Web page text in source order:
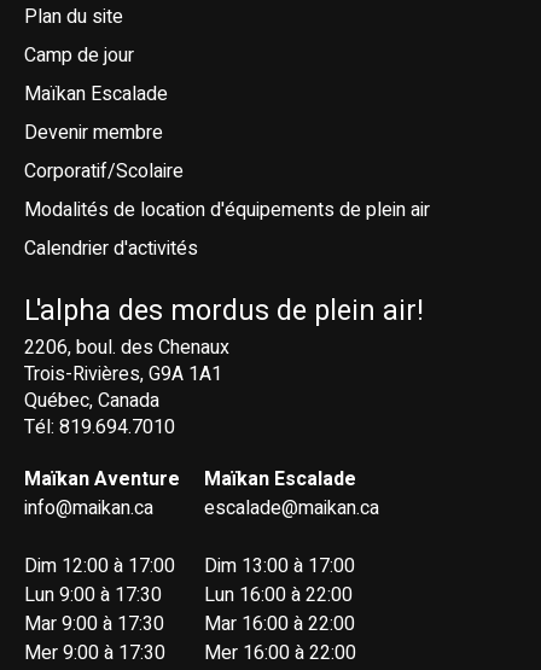
Plan du site
Camp de jour
Maïkan Escalade
Devenir membre
Corporatif/Scolaire
Modalités de location d'équipements de plein air
Calendrier d'activités
L'alpha des mordus de plein air!
2206, boul. des Chenaux
Trois-Rivières, G9A 1A1
Québec, Canada
Tél: 819.694.7010
Maïkan Aventure
info@maikan.ca
Dim 12:00 à 17:00
Lun 9:00 à 17:30
Mar 9:00 à 17:30
Mer 9:00 à 17:30
Maïkan Escalade
escalade@maikan.ca
Dim 13:00 à 17:00
Lun 16:00 à 22:00
Mar 16:00 à 22:00
Mer 16:00 à 22:00